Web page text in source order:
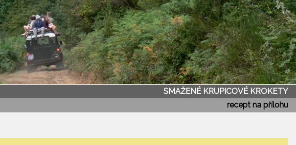
SMAŽENÉ KRUPICOVÉ KROKETY
recept na přílohu